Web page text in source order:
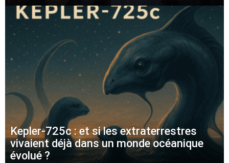
Kepler-725c : et si les extraterrestres
vivaient déjà dans un monde océanique
évolué ?